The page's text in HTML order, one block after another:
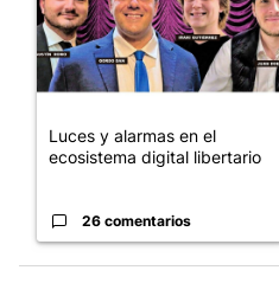
Luces y alarmas en el
ecosistema digital libertario
26 comentarios